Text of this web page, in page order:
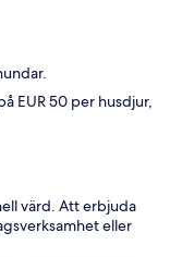
EUR 50 per husdjur,
värd. Att erbjuda
eller